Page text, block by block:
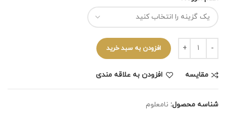
افزودن به سبد خرید
مقايسه افزودن به علاقه مندی
شناسه محصول: نامعلوم